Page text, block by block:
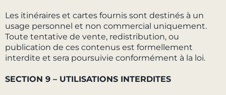
Les itinéraires et cartes fournis sont destinés à un
usage personnel et non commercial uniquement.
Toute tentative de vente, redistribution, ou
publication de ces contenus est formellement
interdite et sera poursuivie conformément à la loi.
SECTION 9 – UTILISATIONS INTERDITES